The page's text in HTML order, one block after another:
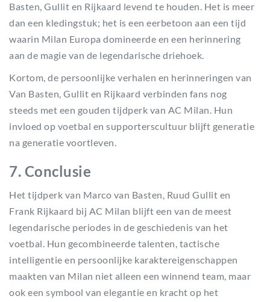
Basten, Gullit en Rijkaard levend te houden. Het is meer
dan een kledingstuk; het is een eerbetoon aan een tijd
waarin Milan Europa domineerde en een herinnering
aan de magie van de legendarische driehoek.
Kortom, de persoonlijke verhalen en herinneringen van
Van Basten, Gullit en Rijkaard verbinden fans nog
steeds met een gouden tijdperk van AC Milan. Hun
invloed op voetbal en supporterscultuur blijft generatie
na generatie voortleven.
7. Conclusie
Het tijdperk van Marco van Basten, Ruud Gullit en
Frank Rijkaard bij AC Milan blijft een van de meest
legendarische periodes in de geschiedenis van het
voetbal. Hun gecombineerde talenten, tactische
intelligentie en persoonlijke karaktereigenschappen
maakten van Milan niet alleen een winnend team, maar
ook een symbool van elegantie en kracht op het